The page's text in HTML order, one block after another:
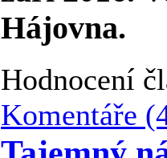
Hájovna.
Hodnocení
Komentáře